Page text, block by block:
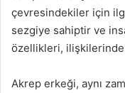
çevresindekiler için
sezgiye sahiptir ve
özellikleri, ilişkilerinde
Akrep erkeği, aynı